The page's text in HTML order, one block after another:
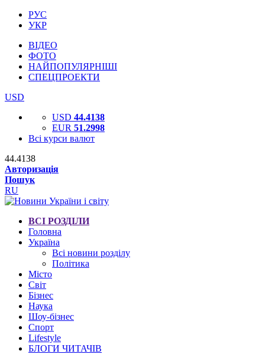
РУС
УКР
ВІДЕО
ФОТО
НАЙПОПУЛЯРНІШІ
СПЕЦПРОЕКТИ
USD
USD 44.4138
EUR 51.2998
Всі курси валют
44.4138
Авторизація
Пошук
RU
ВСІ РОЗДІЛИ
Головна
Україна
Всі новини розділу
Політика
Місто
Світ
Бізнес
Наука
Шоу-бізнес
Спорт
Lifestyle
БЛОГИ ЧИТАЧІВ